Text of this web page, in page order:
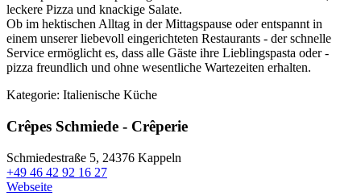
leckere Pizza und knackige Salate.
Ob im hektischen Alltag in der Mittagspause oder entspannt in
einem unserer liebevoll eingerichteten Restaurants - der schnelle
Service ermöglicht es, dass alle Gäste ihre Lieblingspasta oder -
pizza freundlich und ohne wesentliche Wartezeiten erhalten.
Kategorie: Italienische Küche
Crêpes Schmiede - Crêperie
Schmiedestraße 5, 24376 Kappeln
+49 46 42 92 16 27
Webseite